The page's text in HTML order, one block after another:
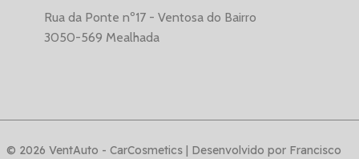
Rua da Ponte nº17 - Ventosa do Bairro
3050-569 Mealhada
© 2026 VentAuto - CarCosmetics | Desenvolvido por Francisco